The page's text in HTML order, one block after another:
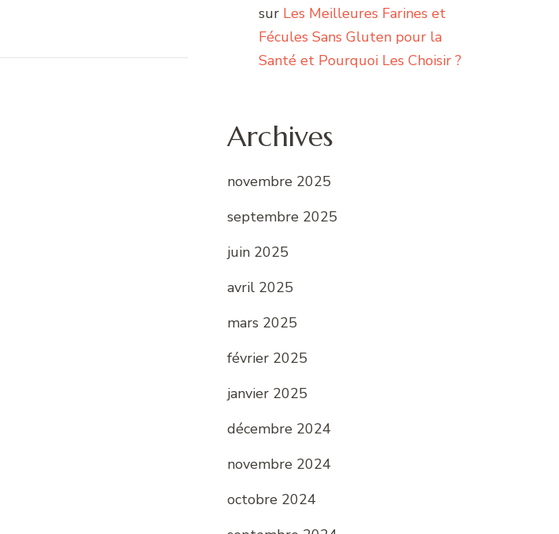
sur Les Meilleures Farines et
Fécules Sans Gluten pour la
Santé et Pourquoi Les Choisir ?
Archives
novembre 2025
septembre 2025
juin 2025
avril 2025
mars 2025
février 2025
janvier 2025
décembre 2024
novembre 2024
octobre 2024